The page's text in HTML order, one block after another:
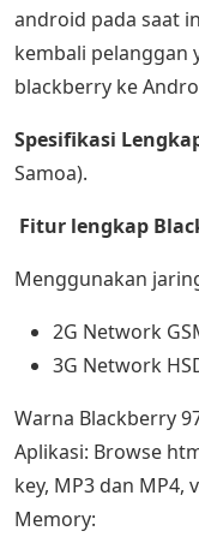
android pada saat
kembali pelanggan
blackberry ke
Spesifikasi
Samoa).
Fitur lengkap
Menggunakan
2G Network
3G Network
Warna Blackberry
Aplikasi: Browse
key, MP3 dan MP4,
Memory: